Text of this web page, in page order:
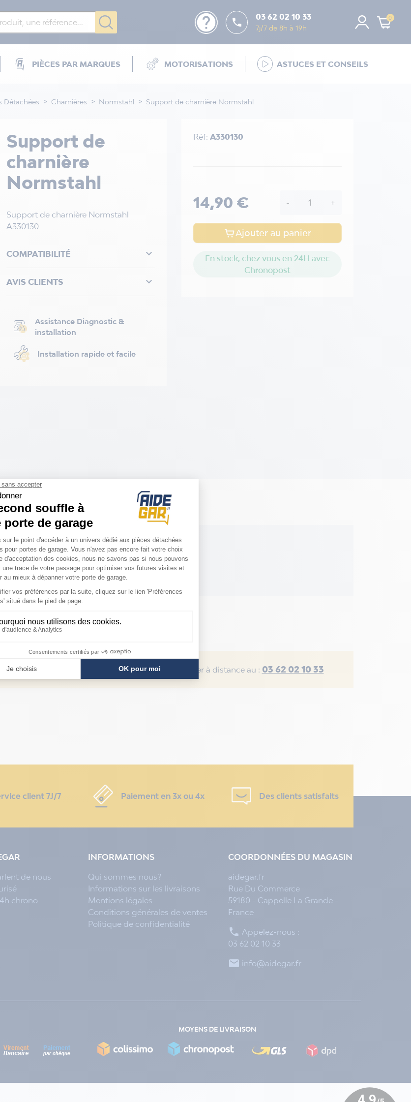
help  03 62 02 10 33
7j/7 de 8h à 19h
0
PIÈCES PAR MARQUES MOTORISATIONS ASTUCES ET CONSEILS
Détachées Charnières Normstahl Support de charnière Normstahl
Support de
charnière
Normstahl
Support de charnière Normstahl
A330130
COMPATIBILITÉ 
AVIS CLIENTS 
Assistance Diagnostic &
installation
Installation rapide et facile
Réf: A330130
14,90 € - +
Ajouter au panier
En stock, chez vous en 24H avec
Chronopost
entre 08/97 et 11/12
technicien vous guide par téléphone pour réparer à distance au : 03 62 02 10 33
client 7J/7 Paiement en 3x ou 4x Des clients satisfaits
de nous
chrono
INFORMATIONS
Qui sommes nous?
Informations sur les livraisons
Mentions légales
Conditions générales de ventes
Politique de confidentialité
COORDONNÉES DU MAGASIN
aidegar.fr
Rue Du Commerce
59180 - Cappelle La Grande -
France
 Appelez-nous :
03 62 02 10 33
 info@aidegar.fr
MOYENS DE LIVRAISON